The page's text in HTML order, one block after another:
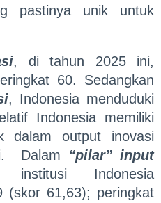
pastinya unik untuk
, di tahun 2025 ini,
60. Sedangkan
, Indonesia menduduki
Indonesia memiliki
dalam output inovasi
Dalam “pilar” input
Indonesia
(skor 61,63); peringkat